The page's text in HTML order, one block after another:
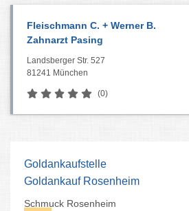
Fleischmann C. + Werner B.
Zahnarzt Pasing
Landsberger Str. 527
81241 München
(0)
Goldankaufstelle
Goldankauf Rosenheim
Schmuck Rosenheim